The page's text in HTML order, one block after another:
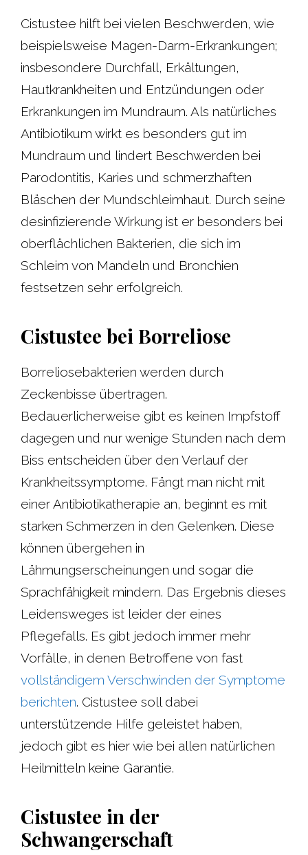
Cistustee hilft bei vielen Beschwerden, wie
beispielsweise Magen-Darm-Erkrankungen;
insbesondere Durchfall, Erkältungen,
Hautkrankheiten und Entzündungen oder
Erkrankungen im Mundraum. Als natürliches
Antibiotikum wirkt es besonders gut im
Mundraum und lindert Beschwerden bei
Parodontitis, Karies und schmerzhaften
Bläschen der Mundschleimhaut. Durch seine
desinfizierende Wirkung ist er besonders bei
oberflächlichen Bakterien, die sich im
Schleim von Mandeln und Bronchien
festsetzen sehr erfolgreich.
Cistustee bei Borreliose
Borreliosebakterien werden durch
Zeckenbisse übertragen.
Bedauerlicherweise gibt es keinen Impfstoff
dagegen und nur wenige Stunden nach dem
Biss entscheiden über den Verlauf der
Krankheitssymptome. Fängt man nicht mit
einer Antibiotikatherapie an, beginnt es mit
starken Schmerzen in den Gelenken. Diese
können übergehen in
Lähmungserscheinungen und sogar die
Sprachfähigkeit mindern. Das Ergebnis dieses
Leidensweges ist leider der eines
Pflegefalls. Es gibt jedoch immer mehr
Vorfälle, in denen Betroffene von fast
vollständigem Verschwinden der Symptome
berichten. Cistustee soll dabei
unterstützende Hilfe geleistet haben,
jedoch gibt es hier wie bei allen natürlichen
Heilmitteln keine Garantie.
Cistustee in der
Schwangerschaft